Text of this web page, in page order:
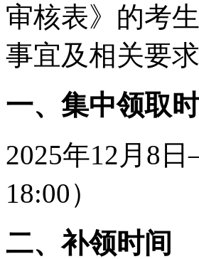
审核表》的考
事宜及相关要
一、集中领取
2025年12月8
18:00）
二、补领时间